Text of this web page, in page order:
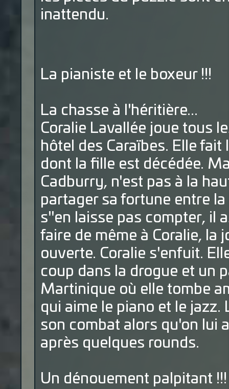
inattendu.
La pianiste et le boxeur !!!
La chasse à l'héritière...
Coralie Lavallée joue tous
hôtel des Caraïbes. Elle
dont la fille est décédée.
Cadburry, n'est pas à la
partager sa fortune entre
s"en laisse pas compter, il
faire de même à Coralie, la
ouverte. Coralie s'enfuit.
coup dans la drogue et un
Martinique où elle tombe
qui aime le piano et le jazz.
son combat alors qu'on lui
après quelques rounds.
Un dénouement palpitant !!!